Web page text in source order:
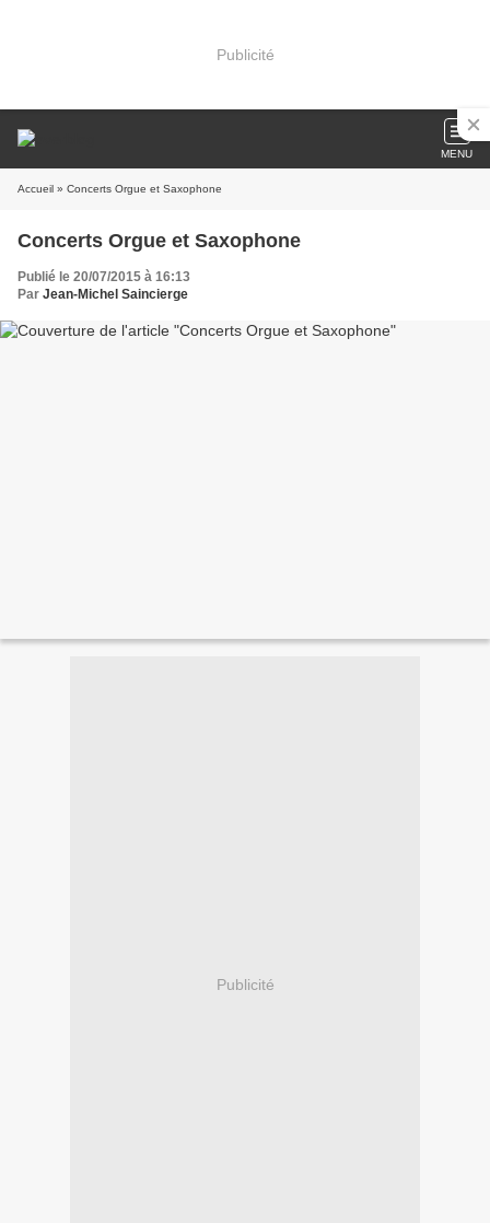
Publicité
MENU
Accueil » Concerts Orgue et Saxophone
Concerts Orgue et Saxophone
Publié le 20/07/2015 à 16:13
Par Jean-Michel Saincierge
Publicité